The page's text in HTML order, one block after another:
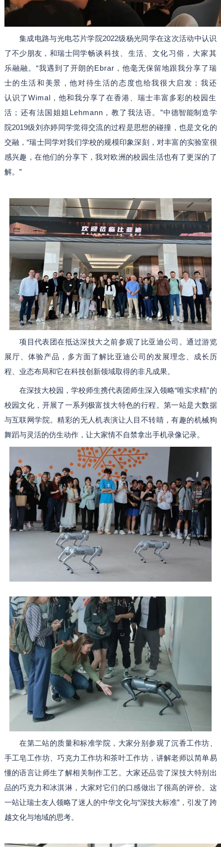
集成电路与光电芯片学院2022级杨光同学在这次活动中认识
了不少朋友，和瑞士同学畅谈科技、生活、文化习俗，大家其
乐融融。“我遇到了开朗的Ebrar，他毫无保留地跟我分享了瑞
士的生活和美景，他对待生活的态度也给我很大启发；我还
认识了Wimal，他和我分享了在香港、瑞士丰富多彩的校园生
活；还有法国姐姐Lehmann，教了我法语。”中德智能制造学
院2019级刘亦婷同学觉得交流的过程是思想的碰撞，也是文化的
交融，“瑞士同学对我们学校的规模印象深刻，对丰富的实验室很
感兴趣，在他们的分享下，我对欧洲的校园生活也有了更深的了
解。”
项目代表团在抵达深技大之前参观了比亚迪公司。通过游览
展厅、体验产品，多方面了解比亚迪公司的发展理念、成长历
程、业态布局和它在科技创新领域取得的非凡成果。
在深技大校园，学校师生携代表团师生深入领略“唯实求精”的
校园文化，开展了一系列极富技大特色的行程。第一站是大数据
与互联网学院。精彩的无人机表演让人目不转睛，有趣的机械狗
舞蹈与灵活的仿生动作，让大家情不自禁拿出手机录像记录。
在第二站的质量和标准学院，大家分别参观了沉香工作坊、
手工皂工作坊、巧克力工作坊和茶叶工作坊，讲解老师以简单易
懂的语言让师生了解相关制作工艺。大家还品尝了深技大特别出
品的巧克力和冰淇淋，大家对它们的口感做出了很高的评价。这
一站让瑞士友人领略了迷人的中华文化与“深技大标准”，引发了跨
越文化与地域的思考。